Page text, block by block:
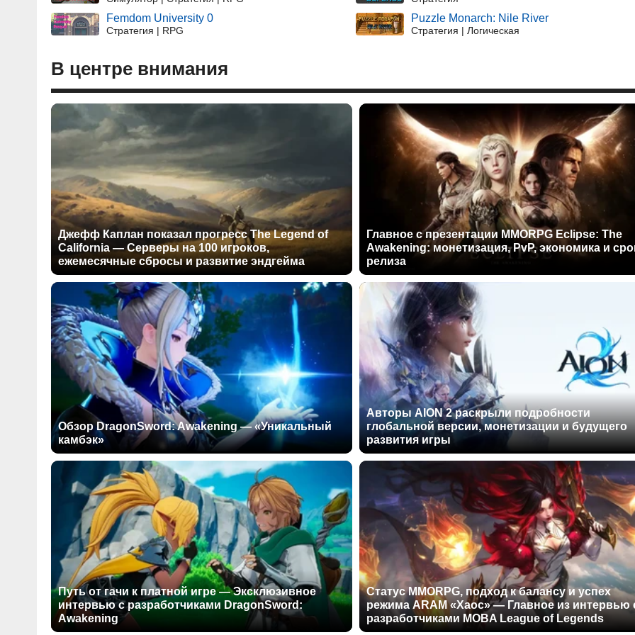
Femdom University 0
Стратегия | RPG
Puzzle Monarch: Nile River
Стратегия | Логическая
В центре внимания
Джефф Каплан показал прогресс The Legend of
California — Серверы на 100 игроков,
ежемесячные сбросы и развитие эндгейма
Главное с презентации MMORPG Eclipse: The
Awakening: монетизация, PvP, экономика и
релиза
Обзор DragonSword: Awakening — «Уникальный
камбэк»
Авторы AION 2 раскрыли подробности
глобальной версии, монетизации и будущего
развития игры
Путь от гачи к платной игре — Эксклюзивное
интервью с разработчиками DragonSword:
Awakening
Статус MMORPG, подход к балансу и успех
режима ARAM «Хаос» — Главное из интервью
разработчиками MOBA League of Legends